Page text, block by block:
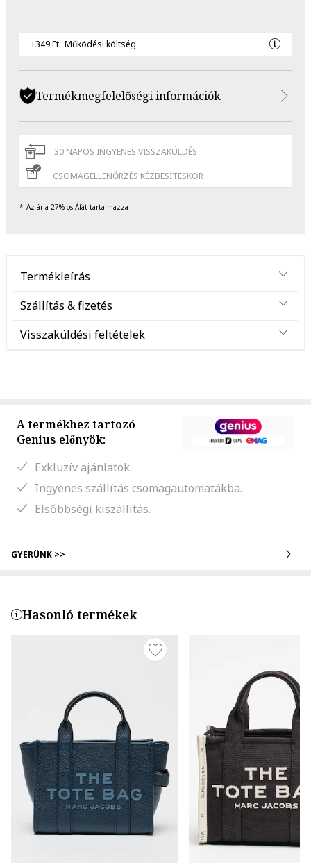
+349 Ft Működési költség
Termékmegfelelőségi információk
30 NAPOS INGYENES VISSZAKÜLDÉS
CSOMAGELLENŐRZÉS KÉZBESÍTÉSKOR
Az ár a 27%-os Áfát tartalmazza
Termékleírás
Szállítás & fizetés
Visszaküldési feltételek
A termékhez tartozó
Genius előnyök:
Exkluzív ajánlatok.
Ingyenes szállítás csomagautomatákba.
Elsőbbségi kiszállítás.
GYERÜNK >>
Hasonló termékek